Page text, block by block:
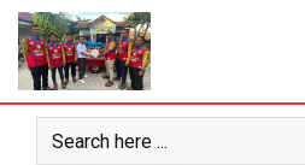
Skip
content